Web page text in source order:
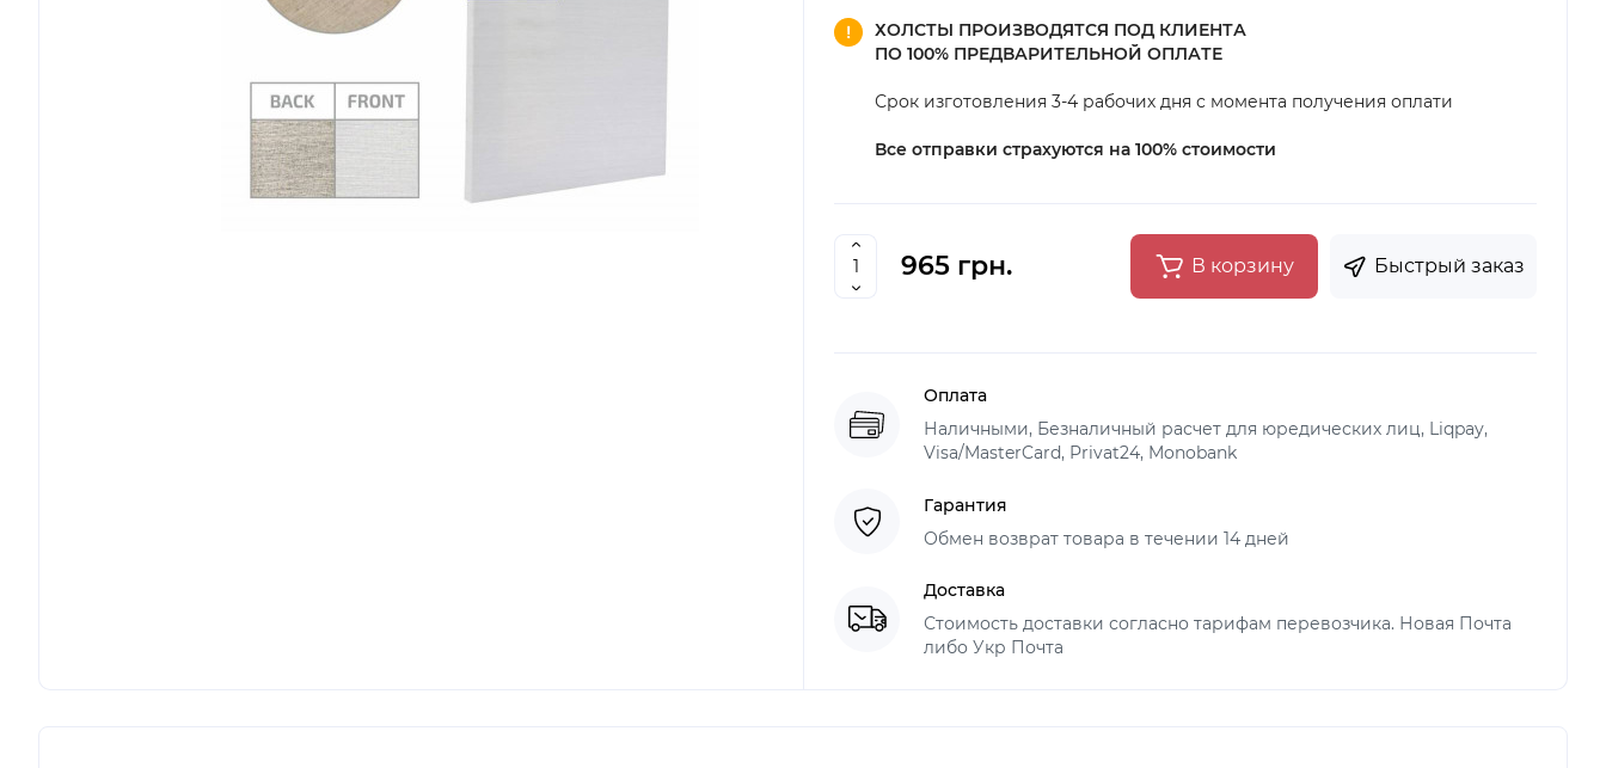
ХОЛСТЫ ПРОИЗВОДЯТСЯ ПОД КЛИЕНТА
ПО 100% ПРЕДВАРИТЕЛЬНОЙ ОПЛАТЕ
Срок изготовления 3-4 рабочих дня с момента получения оплати
Все отправки страхуются на 100% стоимости
965 грн. В корзину Быстрый заказ
Оплата
Наличными, Безналичный расчет для юредических лиц, Liqpay,
Visa/MasterCard, Privat24, Monobank
Гарантия
Обмен возврат товара в течении 14 дней
Доставка
Стоимость доставки согласно тарифам перевозчика. Новая Почта
либо Укр Почта